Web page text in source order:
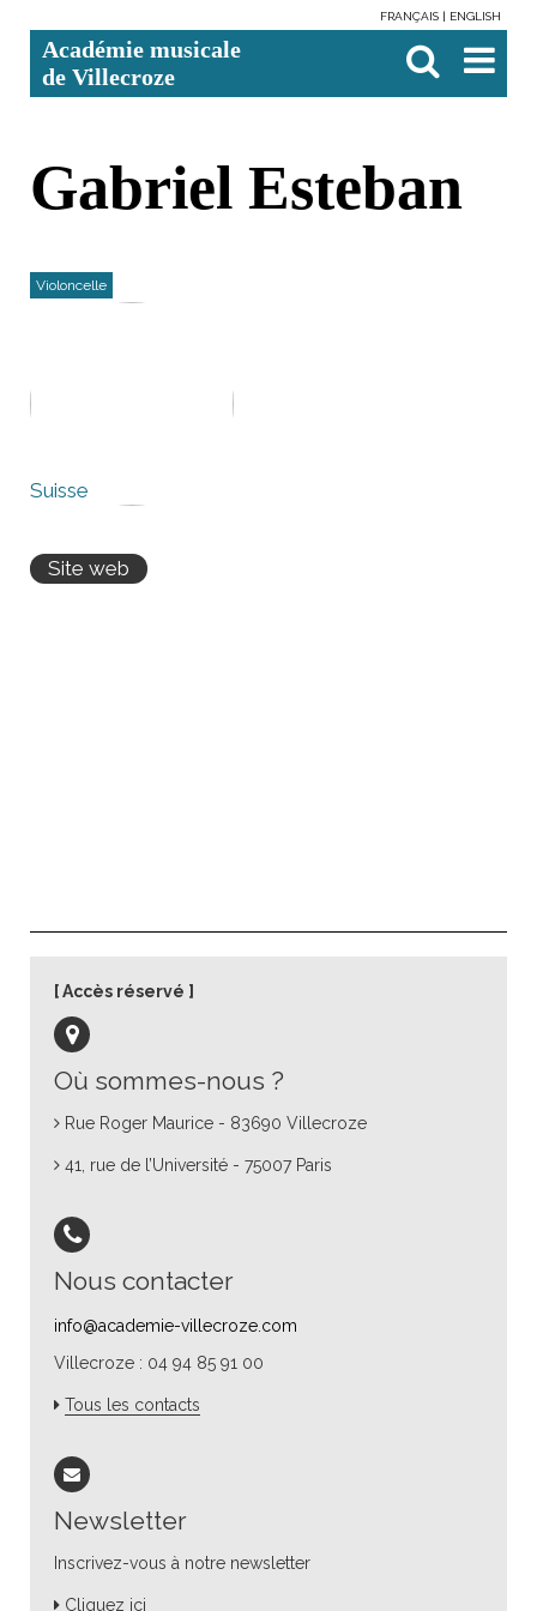
contenu.
Aller
à
personnels
FRANÇAIS ENGLISH
Académie musicale
de Villecroze

avancée…
Gabriel Esteban
Violoncelle
Suisse
Site web
Où sommes-nous ?
Rue Roger Maurice - 83690 Villecroze
41, rue de l’Université - 75007 Paris
Nous contacter
info@academie-villecroze.com
Villecroze : 04 94 85 91 00
Tous les contacts
Newsletter
Inscrivez-vous à notre newsletter
Cliquez ici
Accès réservé